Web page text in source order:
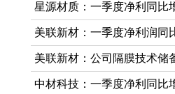
星源材质：一季度净利同比
持续加码锂电隔膜产能扩张
美联新材：一季度净利润同
积极推进锂电池隔膜项目
美联新材：公司隔膜技术储
尚未送检
中材科技：一季度净利同比